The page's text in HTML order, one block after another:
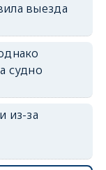
выезда
судно
из-за